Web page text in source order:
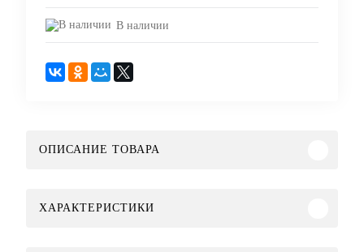
В наличии
ОПИСАНИЕ ТОВАРА
ХАРАКТЕРИСТИКИ